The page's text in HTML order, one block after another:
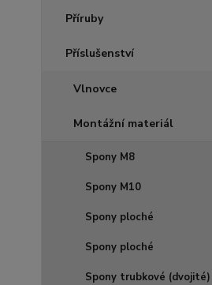
Příruby
Příslušenství
Vlnovce
Montážní materiál
Spony M8
Spony M10
Spony ploché
Spony ploché
Spony trubkové (dvojité)